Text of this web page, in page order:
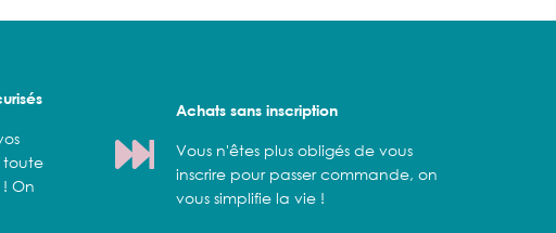
toute
On
Achats sans inscription
Vous n'êtes plus obligés de vous
inscrire pour passer commande, on
vous simplifie la vie !